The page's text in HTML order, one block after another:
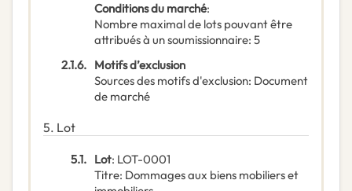
Conditions du marché:
Nombre maximal de lots pouvant être
attribués à un soumissionnaire: 5
2.1.6. Motifs d’exclusion
Sources des motifs d'exclusion: Document
de marché
5. Lot
5.1. Lot: LOT-0001
Titre: Dommages aux biens mobiliers et